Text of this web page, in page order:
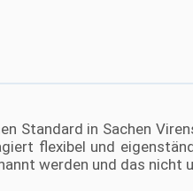
Standard in Sachen
flexibel und
werden und das nicht